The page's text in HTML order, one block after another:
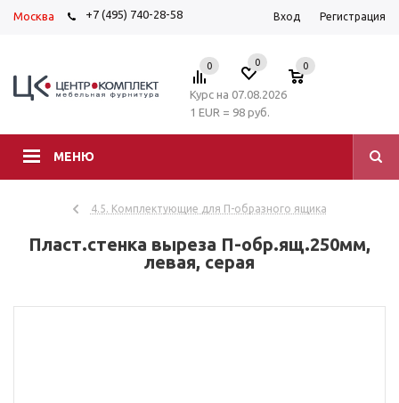
Москва +7 (495) 740-28-58 Вход Регистрация
МЕНЮ
0 0 0
Курс на 07.08.2026
1 EUR = 98 руб.
4.5. Комплектующие для П-образного ящика
Пласт.стенка выреза П-обр.ящ.250мм,
левая, серая